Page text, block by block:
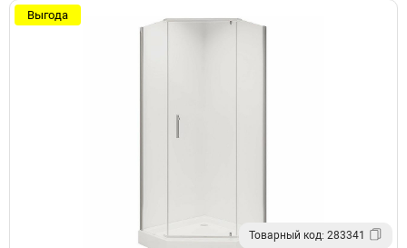
Выгода
Товарный код: 283341